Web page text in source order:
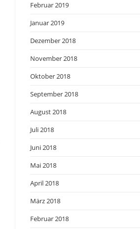
Februar 2019
Januar 2019
Dezember 2018
November 2018
Oktober 2018
September 2018
August 2018
Juli 2018
Juni 2018
Mai 2018
April 2018
März 2018
Februar 2018